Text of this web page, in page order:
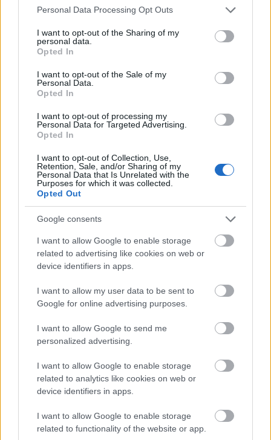
Please note that this website/app uses one or more Google
not limited to your visit or usage behaviour. You may click to
grant or deny consent to Google and its third-party tags to
use your data for below specified purposes in below Google
consent section.
Personal Data Processing Opt Outs
I want to opt-out of the Sharing of my
personal data.
Opted In
I want to opt-out of the Sale of my
Personal Data.
Opted In
I want to opt-out of processing my
Personal Data for Targeted Advertising.
Opted In
I want to opt-out of Collection, Use,
Retention, Sale, and/or Sharing of my
Personal Data that Is Unrelated with the
Purposes for which it was collected.
Opted Out
Google consents
I want to allow Google to enable storage
related to advertising like cookies on web or
device identifiers in apps.
I want to allow my user data to be sent to
Google for online advertising purposes.
I want to allow Google to send me
personalized advertising.
I want to allow Google to enable storage
related to analytics like cookies on web or
device identifiers in apps.
I want to allow Google to enable storage
related to functionality of the website or app.
Δείτε αυτή τη δημοσίευση στο Instagram.
μίλησε ανοιχτά για μια σπάνια ιατρική πάθηση που
την εμποδίζει να κάνει περιοδείες.Στην εκπομπή
The Zane Lowe Show του Apple Musicτον
περασμένο μήνα, αποκάλυψε ότι η χαρακτηριστική
βραχνή φωνή της προκαλείται από το οίδημα του
Reinke -και ότι η διαταραχή αυτή την εμποδίζει
από το να κάνει περιοδεία.